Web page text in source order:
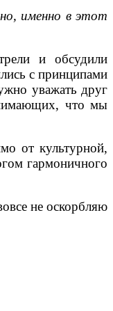
именно в этот
и обсудили
с принципами
уважать друг
что мы
от культурной,
гармоничного
не оскорбляю